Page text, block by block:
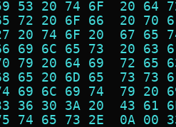
53 20 74 6F  20
72 20 6F 66  20
20 74 6F 20  67
69 6C 65 73  20
79 20 64 69  72
65 20 6D 65  73
69 6C 69 74  79
36 30 3A 20  43
74 65 73 2E  0A